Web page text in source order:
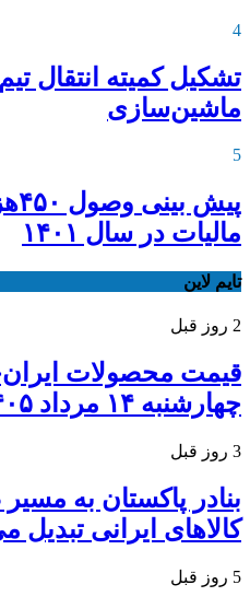
4
تشکیل کمیته انتقال
ماشین‌سازی
5
مالیات در سال ۱۴۰۱
تایم لاین
2 روز قبل
قیمت محصولات
چهارشنبه ۱۴ مرداد ۱۴۰۵
3 روز قبل
بنادر پاکستان به
کالاهای ایرانی تبدیل
5 روز قبل